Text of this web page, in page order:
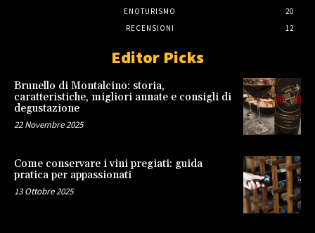
ENOTURISMO
20
RECENSIONI
12
Editor Picks
Brunello di Montalcino: storia,
caratteristiche, migliori annate e consigli di
degustazione
22 Novembre 2025
Come conservare i vini pregiati: guida
pratica per appassionati
13 Ottobre 2025